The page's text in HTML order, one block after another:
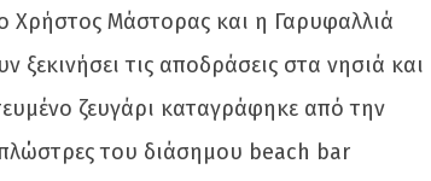
Χρήστος Μάστορας και η Γαρυφαλλιά
τις αποδράσεις στα νησιά και
ζευγάρι καταγράφηκε από την
του διάσημου beach bar